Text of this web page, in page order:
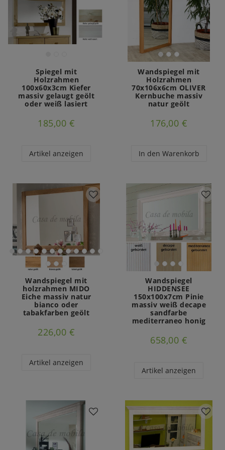
Spiegel mit
Holzrahmen
100x60x3cm Kiefer
massiv gelaugt geölt
oder weiß lasiert
185,00 €
Artikel anzeigen
Wandspiegel mit
Holzrahmen
70x106x6cm OLIVER
Kernbuche massiv
natur geölt
176,00 €
In den Warenkorb
Wandspiegel mit
holzrahmen MIDO
Eiche massiv natur
bianco oder
tabakfarben geölt
226,00 €
Artikel anzeigen
Wandspiegel
HIDDENSEE
150x100x7cm Pinie
massiv weiß decape
sandfarbe
mediterraneo honig
658,00 €
Artikel anzeigen